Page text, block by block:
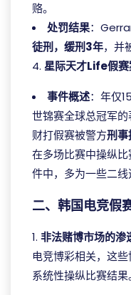
赂。
处罚结果：
徒刑，缓刑3年，并
4. 星际天才Life假赛
事件概述：年仅
世锦赛全球总冠军
财打假赛被警方刑事
在多场比赛中操纵
件中，多为一些二线
二、韩国电竞假
1. 非法赌博市场的渗
电竞博彩相关，这些
系统性操纵比赛结果